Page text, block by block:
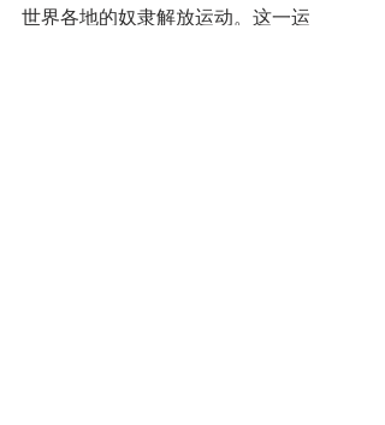
世界各地的奴隶解放运动。这一运